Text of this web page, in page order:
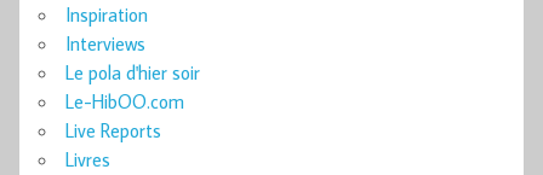
Inspiration
Interviews
Le pola d'hier soir
Le-HibOO.com
Live Reports
Livres